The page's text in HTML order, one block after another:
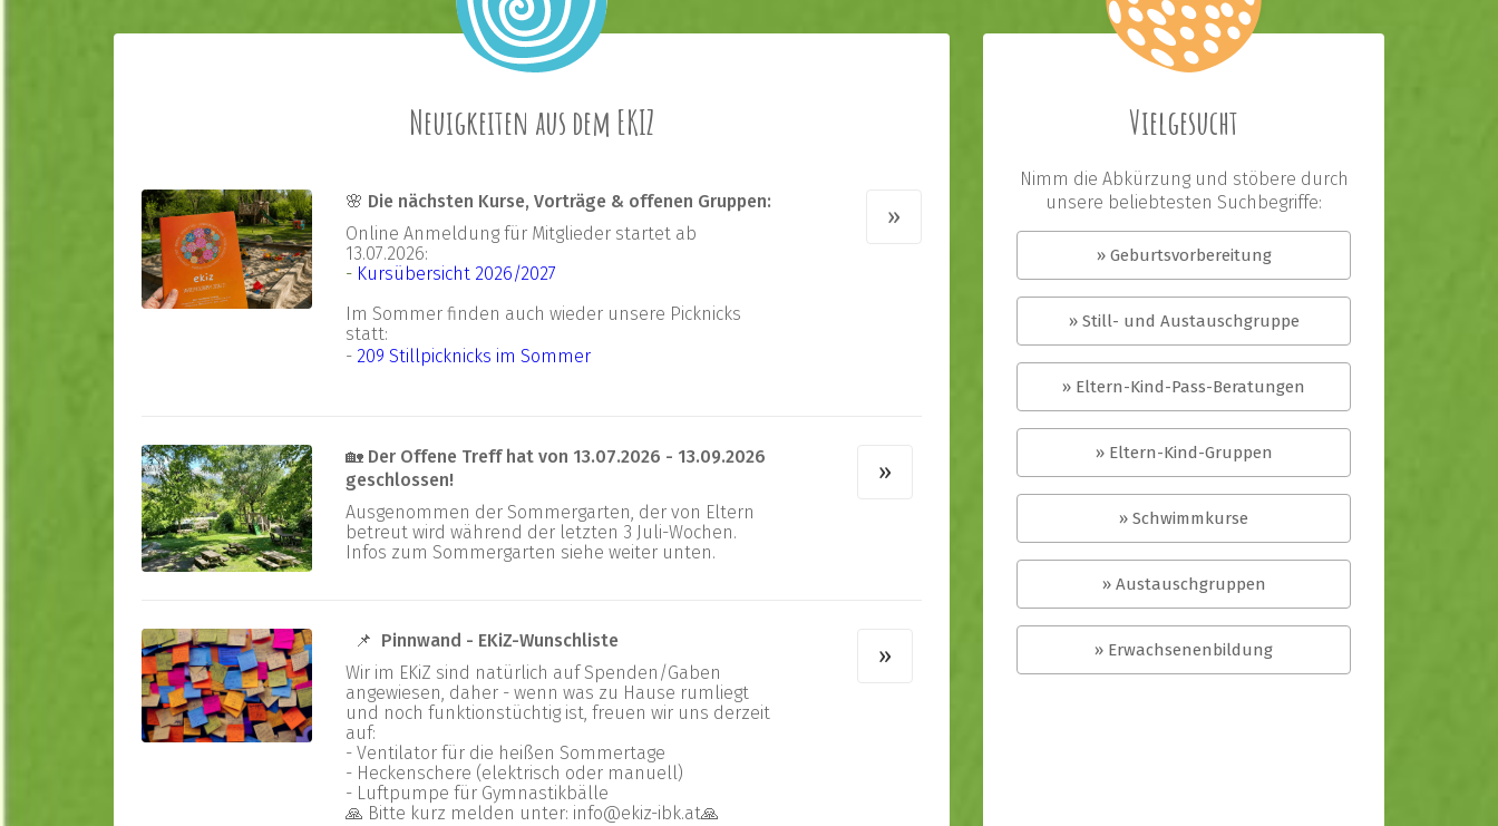
Neuigkeiten aus dem EKIZ
🌸 Die nächsten Kurse, Vorträge & offenen Gruppen:
Online Anmeldung für Mitglieder startet ab
13.07.2026:
- Kursübersicht 2026/2027
Im Sommer finden auch wieder unsere Picknicks
statt:
- 209 Stillpicknicks im Sommer
»
🏡 Der Offene Treff hat von 13.07.2026 - 13.09.2026
geschlossen!
Ausgenommen der Sommergarten, der von Eltern
betreut wird während der letzten 3 Juli-Wochen.
Infos zum Sommergarten siehe weiter unten.
»
📌 Pinnwand - EKiZ-Wunschliste
Wir im EKiZ sind natürlich auf Spenden/Gaben
angewiesen, daher - wenn was zu Hause rumliegt
und noch funktionstüchtig ist, freuen wir uns derzeit
auf:
- Ventilator für die heißen Sommertage
- Heckenschere (elektrisch oder manuell)
- Luftpumpe für Gymnastikbälle
🙏 Bitte kurz melden unter: info@ekiz-ibk.at🙏
»
Vielgesucht
Nimm die Abkürzung und stöbere durch
unsere beliebtesten Suchbegriffe:
» Geburtsvorbereitung
» Still- und Austauschgruppe
» Eltern-Kind-Pass-Beratungen
» Eltern-Kind-Gruppen
» Schwimmkurse
» Austauschgruppen
» Erwachsenenbildung